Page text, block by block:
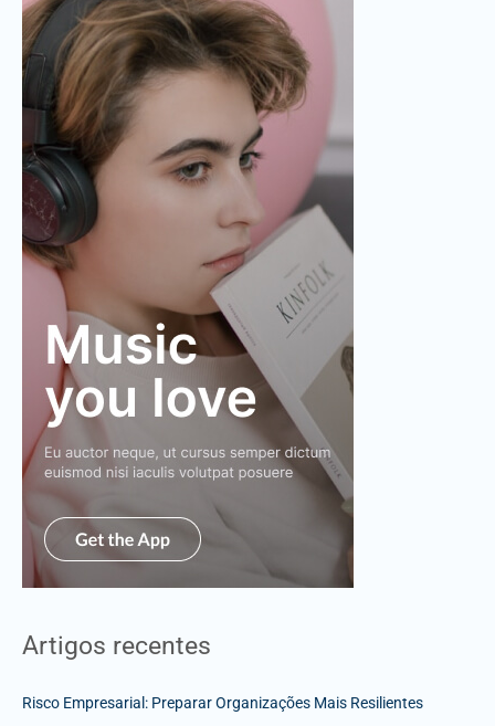
Artigos recentes
Risco Empresarial: Preparar Organizações Mais Resilientes